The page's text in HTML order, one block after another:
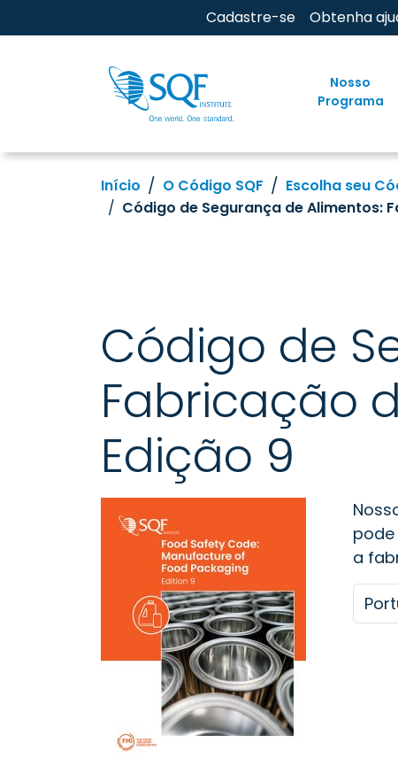
Cadastre-se Obtenha
Nosso
Programa
Início O Código SQF Escolha seu
Código de Segurança de Alimentos:
Código de
Fabricação
Edição 9
a